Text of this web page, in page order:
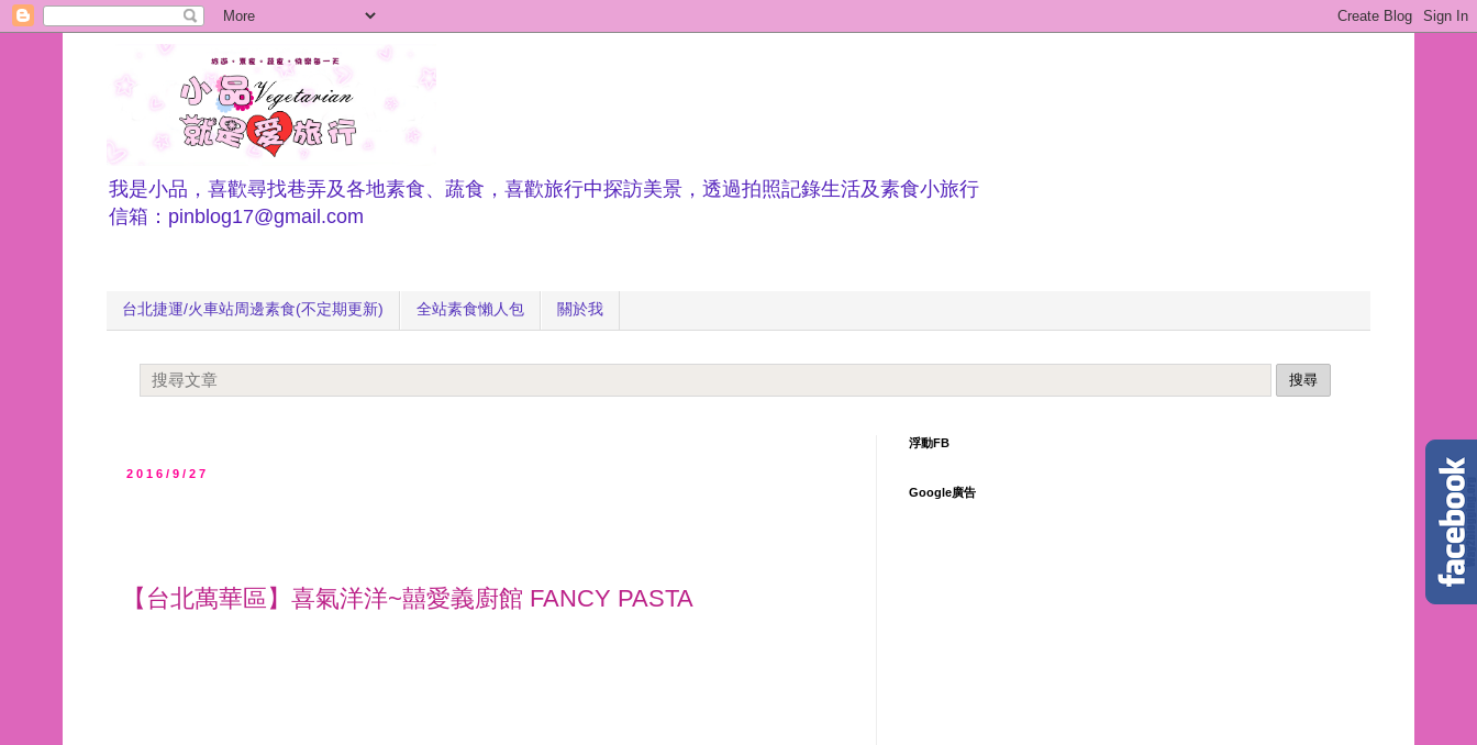
我是小品，喜歡尋找巷弄及各地素食、蔬食，喜歡旅行中探訪美景，透過拍照記錄生活及素食小旅行
信箱：pinblog17@gmail.com
台北捷運/火車站周邊素食(不定期更新) 全站素食懶人包 關於我
2016/9/27
【台北萬華區】喜氣洋洋~囍愛義廚館 FANCY PASTA
浮動FB
Google廣告